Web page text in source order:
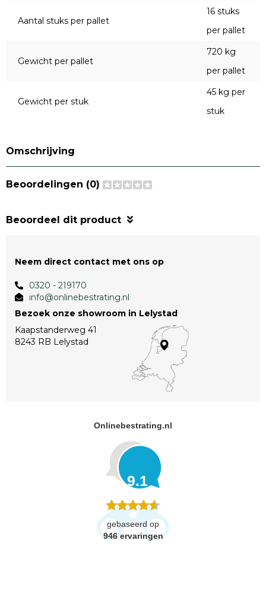
Aantal stuks per pallet
16 stuks
per pallet
Gewicht per pallet
720 kg
per pallet
Gewicht per stuk
45 kg per
stuk
Omschrijving
Beoordelingen (0)
Beoordeel dit product
Neem direct contact met ons op
0320 - 219170
info@onlinebestrating.nl
Bezoek onze showroom in Lelystad
Kaapstanderweg 41
8243 RB Lelystad
Onlinebestrating.nl
9.1
gebaseerd op
946 ervaringen